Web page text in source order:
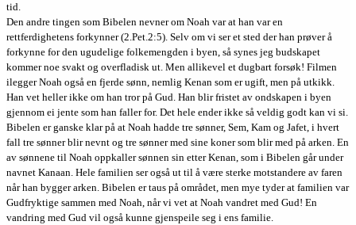
tid.
Den andre tingen som Bibelen nevner om Noah var at han var en
rettferdighetens forkynner (2.Pet.2:5). Selv om vi ser et sted der han prøver å
forkynne for den ugudelige folkemengden i byen, så synes jeg budskapet
kommer noe svakt og overfladisk ut. Men allikevel et dugbart forsøk! Filmen
ilegger Noah også en fjerde sønn, nemlig Kenan som er ugift, men på utkikk.
Han vet heller ikke om han tror på Gud. Han blir fristet av ondskapen i byen
gjennom ei jente som han faller for. Det hele ender ikke så veldig godt kan vi si.
Bibelen er ganske klar på at Noah hadde tre sønner, Sem, Kam og Jafet, i hvert
fall tre sønner blir nevnt og tre sønner med sine koner som blir med på arken. En
av sønnene til Noah oppkaller sønnen sin etter Kenan, som i Bibelen går under
navnet Kanaan. Hele familien ser også ut til å være sterke motstandere av faren
når han bygger arken. Bibelen er taus på området, men mye tyder at familien var
Gudfryktige sammen med Noah, når vi vet at Noah vandret med Gud! En
vandring med Gud vil også kunne gjenspeile seg i ens familie.